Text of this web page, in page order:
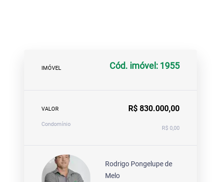
IMÓVEL Cód. imóvel: 1955
VALOR R$ 830.000,00
Condomínio
R$ 0,00
Rodrigo Pongelupe de
Melo